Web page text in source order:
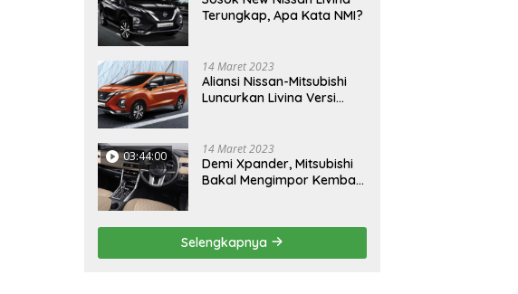
Terungkap, Apa Kata NMI?
14 Maret 2023
Aliansi Nissan-Mitsubishi
Luncurkan Livina Versi
03:44:00 14 Maret 2023
Demi Xpander, Mitsubishi
Bakal Mengimpor Kembali
Selengkapnya